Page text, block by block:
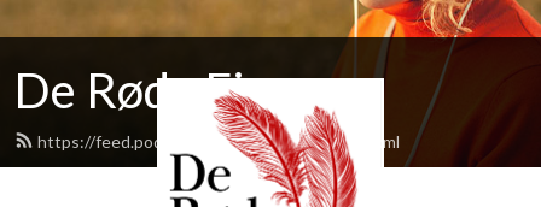
De Røde Fjer
https://feed.podbean.com/deroedefjer/feed.xml